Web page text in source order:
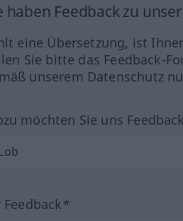
haben Feedback zu
eine Übersetzung, ist
Sie bitte das Feedback-
unserem Datenschutz
möchten Sie uns
Feedback*